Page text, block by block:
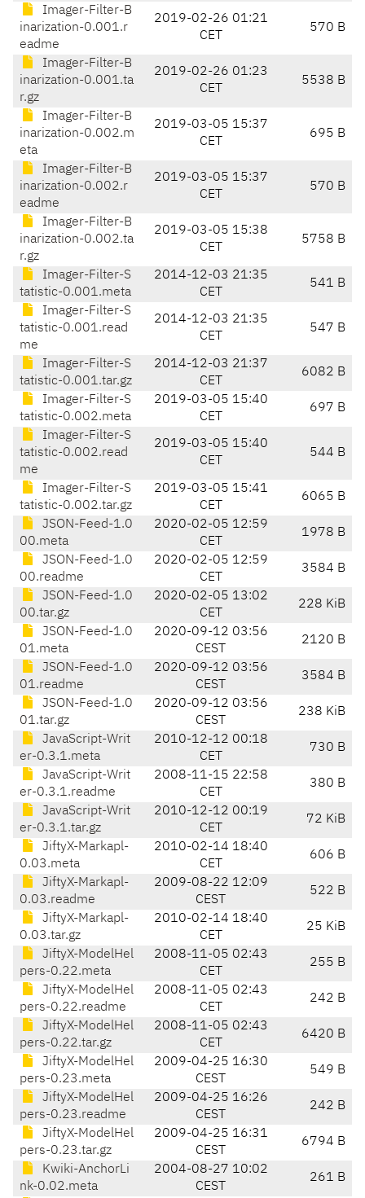
Imager-Filter-B
inarization-0.001.r
eadme
2019-02-26 01:21
CET
570 B
Imager-Filter-B
inarization-0.001.ta
r.gz
2019-02-26 01:23
CET
5538 B
Imager-Filter-B
inarization-0.002.m
eta
2019-03-05 15:37
CET
695 B
Imager-Filter-B
inarization-0.002.r
eadme
2019-03-05 15:37
CET
570 B
Imager-Filter-B
inarization-0.002.ta
r.gz
2019-03-05 15:38
CET
5758 B
Imager-Filter-S
tatistic-0.001.meta
2014-12-03 21:35
CET
541 B
Imager-Filter-S
tatistic-0.001.read
me
2014-12-03 21:35
CET
547 B
Imager-Filter-S
tatistic-0.001.tar.gz
2014-12-03 21:37
CET
6082 B
Imager-Filter-S
tatistic-0.002.meta
2019-03-05 15:40
CET
697 B
Imager-Filter-S
tatistic-0.002.read
me
2019-03-05 15:40
CET
544 B
Imager-Filter-S
tatistic-0.002.tar.gz
2019-03-05 15:41
CET
6065 B
JSON-Feed-1.0
00.meta
2020-02-05 12:59
CET
1978 B
JSON-Feed-1.0
00.readme
2020-02-05 12:59
CET
3584 B
JSON-Feed-1.0
00.tar.gz
2020-02-05 13:02
CET
228 KiB
JSON-Feed-1.0
01.meta
2020-09-12 03:56
CEST
2120 B
JSON-Feed-1.0
01.readme
2020-09-12 03:56
CEST
3584 B
JSON-Feed-1.0
01.tar.gz
2020-09-12 03:56
CEST
238 KiB
JavaScript-Writ
er-0.3.1.meta
2010-12-12 00:18
CET
730 B
JavaScript-Writ
er-0.3.1.readme
2008-11-15 22:58
CET
380 B
JavaScript-Writ
er-0.3.1.tar.gz
2010-12-12 00:19
CET
72 KiB
JiftyX-Markapl-
0.03.meta
2010-02-14 18:40
CET
606 B
JiftyX-Markapl-
0.03.readme
2009-08-22 12:09
CEST
522 B
JiftyX-Markapl-
0.03.tar.gz
2010-02-14 18:40
CET
25 KiB
JiftyX-ModelHel
pers-0.22.meta
2008-11-05 02:43
CET
255 B
JiftyX-ModelHel
pers-0.22.readme
2008-11-05 02:43
CET
242 B
JiftyX-ModelHel
pers-0.22.tar.gz
2008-11-05 02:43
CET
6420 B
JiftyX-ModelHel
pers-0.23.meta
2009-04-25 16:30
CEST
549 B
JiftyX-ModelHel
pers-0.23.readme
2009-04-25 16:26
CEST
242 B
JiftyX-ModelHel
pers-0.23.tar.gz
2009-04-25 16:31
CEST
6794 B
Kwiki-AnchorLi
nk-0.02.meta
2004-08-27 10:02
CEST
261 B